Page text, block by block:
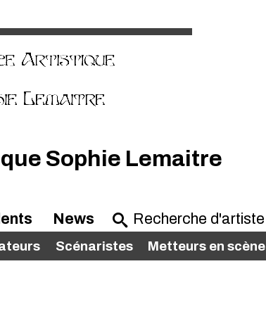
Sophie Lemaitre
Scénaristes Metteurs en scène
News